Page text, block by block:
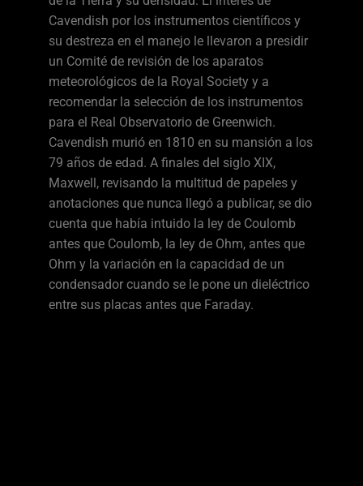
Cavendish por los instrumentos científicos y
su destreza en el manejo le llevaron a presidir
un Comité de revisión de los aparatos
meteorológicos de la Royal Society y a
recomendar la selección de los instrumentos
para el Real Observatorio de Greenwich.
Cavendish murió en 1810 en su mansión a los
79 años de edad. A finales del siglo XIX,
Maxwell, revisando la multitud de papeles y
anotaciones que nunca llegó a publicar, se dio
cuenta que había intuido la ley de Coulomb
antes que Coulomb, la ley de Ohm, antes que
Ohm y la variación en la capacidad de un
condensador cuando se le pone un dieléctrico
entre sus placas antes que Faraday.